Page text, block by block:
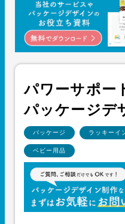
パワーサポー
パッケージデ
パッケージ ラッキーイ
ベビー用品